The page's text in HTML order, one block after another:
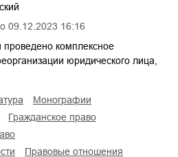
09.12.2023 16:16
комплексное
юридического лица,
монографии
гражданское право
правовые отношения